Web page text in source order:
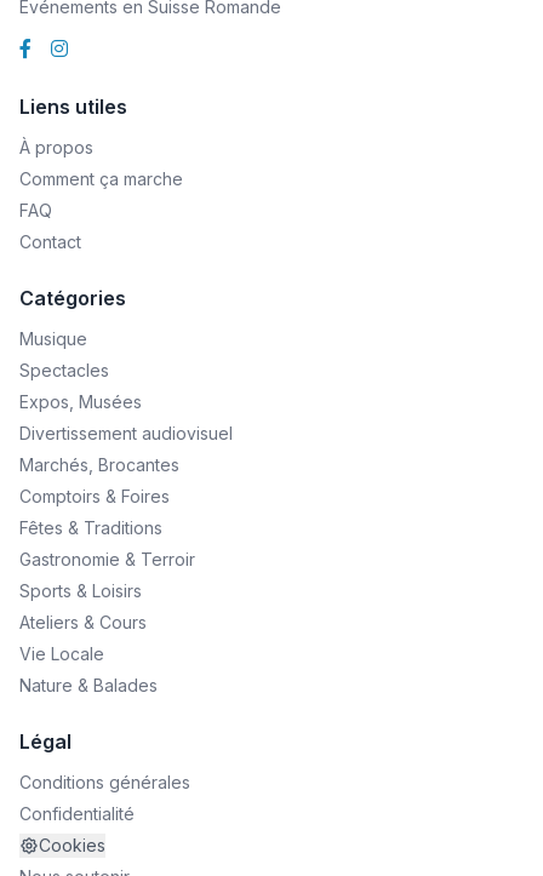
Événements en Suisse Romande
Liens utiles
À propos
Comment ça marche
FAQ
Contact
Catégories
Musique
Spectacles
Expos, Musées
Divertissement audiovisuel
Marchés, Brocantes
Comptoirs & Foires
Fêtes & Traditions
Gastronomie & Terroir
Sports & Loisirs
Ateliers & Cours
Vie Locale
Nature & Balades
Légal
Conditions générales
Confidentialité
Cookies